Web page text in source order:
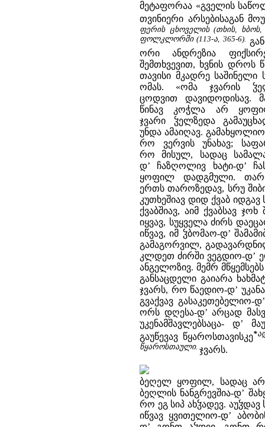
მეტაფორაა «გველის
თვინიერი არსებისაგან
ფერის ცხოველის (თხის,
ფოლკლორში (113-ა, 365-6).
ორი ანდრეზია
შემთხვევით, ხვნის დროს
თავისი მკადრე საშინელი
ომას. «ომა ჯვარის
ცოდვით დავიდოდისავ.
წინავ კოჭლა არ
ჯვარი ჴელზედა
უნდა ამაიღავ.
რო ვერვის უნახავ;
რო მისულ, სადაც
დ’ ჩაზღოლივ ხატი-დ’
ყოფილ დადგმული. თარო
ერთს თაროზედავ, სრუ
კუთხეშიავ დიდ ქვაბ
ქვაბშიავ, აიმ ქვაბსავ
იყვავ, სუყველა ძირს
იწვავ, იმ ჴბომაო-დ’
გამაგორვილ,
კლდეთ ძირში ვეგდიო-დ’
ანგელოზივ. მემრ
განსაცდელი გაიარა
ჯვარს, რო წაედიო-დ’
გვაქვავ გასაკეთებელიო-
ორს დღესა-დ’ არცად
უკენამშავლებსაცა- დ’
გაუწევავ წყაროსთავისკე*
წყაროსთაული. ჯვარს.
ბეღელ ყოფილ, სადაც
ბეღლის ნანგრევშია-დ’
რო ეგ სიპ ახჴადევ.
იწვავ ყვითელიო-დ’